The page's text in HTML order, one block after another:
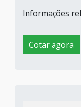
Informações
Cotar agora